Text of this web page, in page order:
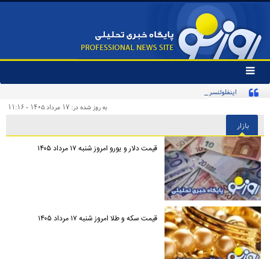
تغییر
وضعیت
منوی
ها
اینفلوئنسر آمریکایی با پرچم ایران در تمرین تیم ملی
به روز شده در: ۱۷ مرداد ۱۴۰۵ - ۱۱:۱۶
بازار
قیمت دلار و یورو امروز شنبه ۱۷ مرداد ۱۴۰۵
قیمت سکه و طلا امروز شنبه ۱۷ مرداد ۱۴۰۵